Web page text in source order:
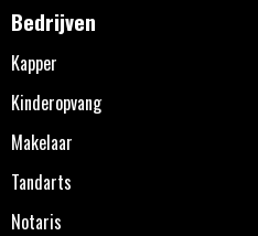
Bedrijven
Kapper
Kinderopvang
Makelaar
Tandarts
Notaris